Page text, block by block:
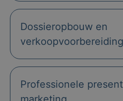
Dossieropbouw en
verkoopvoorbereiding
Professionele